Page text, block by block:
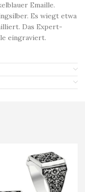
Emaille.
Es wiegt etwa
Das Expert-
eingraviert.